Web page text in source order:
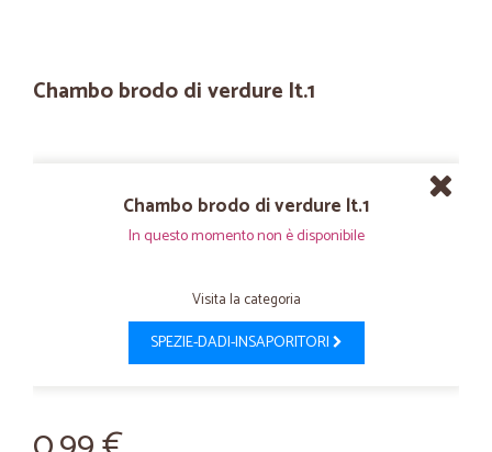
Chambo brodo di verdure lt.1
Chambo brodo di verdure lt.1
In questo momento non è disponibile
Visita la categoria
SPEZIE-DADI-INSAPORITORI